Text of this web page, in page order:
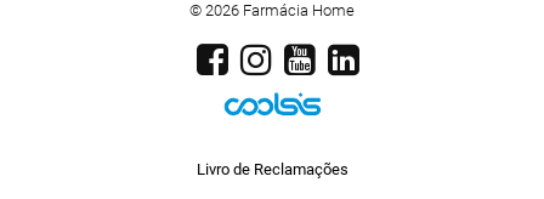
© 2026 Farmácia Home
Livro de Reclamações